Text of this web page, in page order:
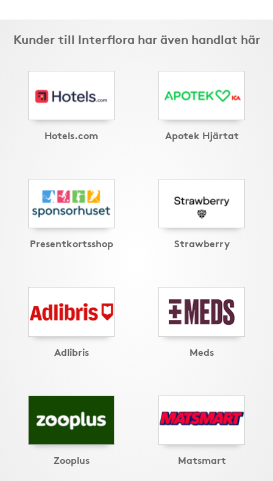
Kunder till Interflora har även handlat här
Hotels.com Apotek Hjärtat
Presentkortsshop Strawberry
Adlibris Meds
Zooplus Matsmart